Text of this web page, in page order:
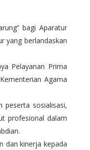
bagi Aparatur
yang berlandaskan
Pelayanan Prima
Agama
peserta sosialisasi,
profesional dalam
dan kinerja kepada